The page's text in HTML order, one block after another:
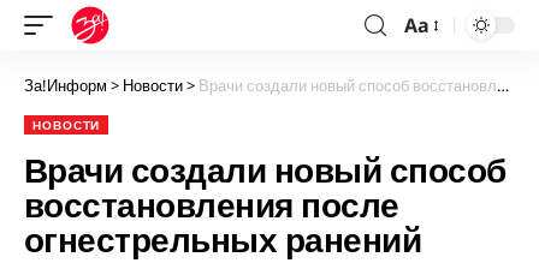
Aa
За!Информ > Новости> Врачи создали новый способ восстановления после огнестрельных ранений
НОВОСТИ
Врачи создали новый способ
восстановления после
огнестрельных ранений